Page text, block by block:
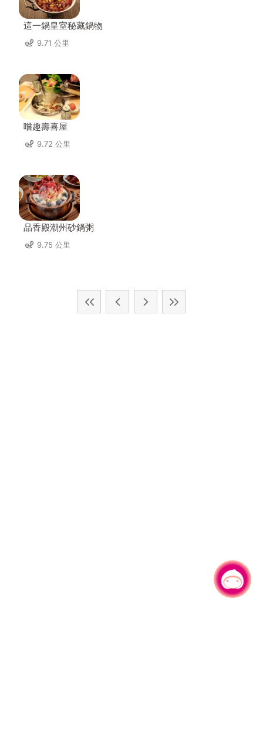
這一鍋皇室秘藏鍋物
9.71 公里
嚐趣壽喜屋
9.72 公里
品香殿潮州砂鍋粥
9.75 公里